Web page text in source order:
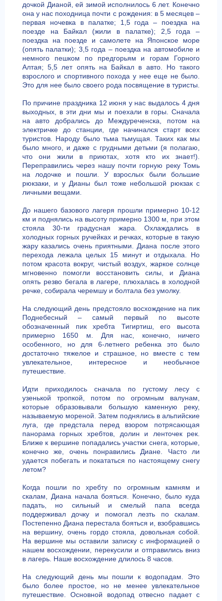
дочкой Дианой, ей зимой исполнилось 6 лет. Конечно
она у нас походница почти с рождения: в 5 месяцев –
первая ночевка в палатке; 1,5 года – поездка на
поезде на Байкал (жили в палатке); 2,5 года –
поездка на поезде и самолете на Японское море
(опять палатки); 3,5 года – поездка на автомобиле и
немного пешком по предгорьям и горам Горного
Алтая; 5,5 лет опять на Байкал в авто. Но такого
взрослого и спортивного похода у нее еще не было.
Это для нее было своего рода посвящение в туристы.
По причине праздника 12 июня у нас выдалось 4 дня
выходных, в эти дни мы и поехали в горы. Сначала
на авто добрались до Междуреченска, потом на
электричке до станции, где начинался старт всех
туристов. Народу было тьма тьмущая. Таких как мы
было много, и даже с грудными детьми (я полагаю,
что они жили в приютах, хотя кто их знает!).
Переправились через нашу почти горную реку Томь
на лодочке и пошли. У взрослых были большие
рюкзаки, и у Дианы был тоже небольшой рюкзак с
личными вещами.
До нашего базового лагеря прошли примерно 10-12
км и поднялись на высоту примерно 1300 м, при этом
стояла 30-ти градусная жара. Охлаждались в
холодных горных ручейках и речках, которые в такую
жару казались очень приятными. Диана после этого
перехода лежала целых 15 минут и отдыхала. Но
потом красота вокруг, чистый воздух, жаркое солнце
мгновенно помогли восстановить силы, и Диана
опять резво бегала в лагере, плюхалась в холодной
речке, собирала черемшу и болтала без умолку.
На следующий день предстояло восхождение на пик
Поднебесный – самый первый по высоте
обозначенный пик хребта Тигиртиш, его высота
примерно 1650 м. Для нас, конечно, ничего
особенного, но для 6-летнего ребенка это было
достаточно тяжелое и страшное, но вместе с тем
увлекательное, интересное и необычное
путешествие.
Идти приходилось сначала по густому лесу с
узенькой тропкой, потом по огромным валунам,
которые образовывали большую каменную реку,
называемую мореной. Затем поднялись в альпийские
луга, где предстала перед взором потрясающая
панорама горных хребтов, долин и ленточек рек.
Ближе к вершине попадались участки снега, которые,
конечно же, очень понравились Диане. Часто ли
удается побегать и покататься по настоящему снегу
летом?
Когда пошли по хребту по огромным камням и
скалам, Диана начала бояться. Конечно, было куда
падать, но сильный и смелый папа всегда
поддерживал дочку и помогал лезть по скалам.
Постепенно Диана перестала бояться и, взобравшись
на вершину, очень гордо стояла, довольная собой.
На вершине мы оставили записку с информацией о
нашем восхождении, перекусили и отправились вниз
в лагерь. Наше восхождение длилось 8 часов.
На следующий день мы пошли к водопадам. Это
было более простое, но не менее увлекательное
путешествие. Основной водопад отвесно падает с